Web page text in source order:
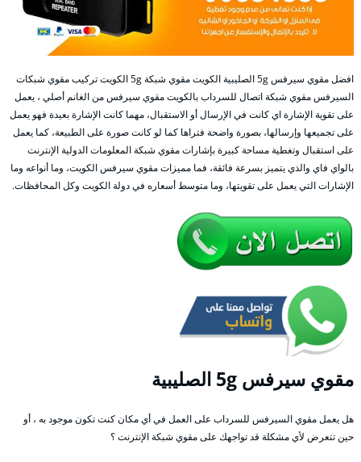
افضل مقوي سيرفس 5g الصليبية الكويت مقوي شبكة 5g الكويت تركيب مقوي شبكات
السيرفس مقوي شبكة اتصال للسرداب بالكويت مقوي سيرفس من الغانم أصلي ، يعمل
على تقوية الإشارة اي كانت في الإرسال أو الاستقبال، مهما كانت الإشارة بعيدة فهو يعمل
على تجميعها وإرسالها، بصورة واضحة فتراها كما لو كانت صورة على الطبيعة، كما يعمل
على استقبال وتغطية مساحة كبيرة بإشارات مقوي شبكة المعلومات الدولية الإنترنت
بالواي فاي والذي يتميز بسرعة فائقة، فما مميزات مقوي سيرفس الكويت، وما أنواعه وما
الإشارات التي يعمل على تقويتها، وما متوسط أسعاره في دولة الكويت وكل المحافظات.
مقوي سيرفس 5g الصليبية
هل يعمل مقوي السيرفس للسرداب على العمل في أي مكان كنت تكون موجود به ، أو
حين تتعرض لأي مشكلة قد تواجهك على مقوي شبكة الإنترنت ؟